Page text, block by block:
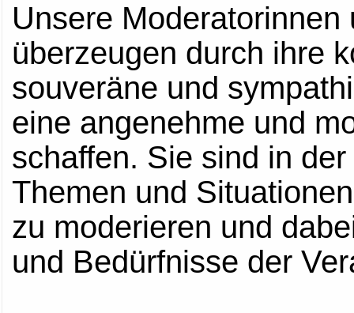
Unsere
überzeugen durch ihre
souveräne und
eine angenehme und
schaffen. Sie sind in
Themen und
zu moderieren und
und Bedürfnisse der